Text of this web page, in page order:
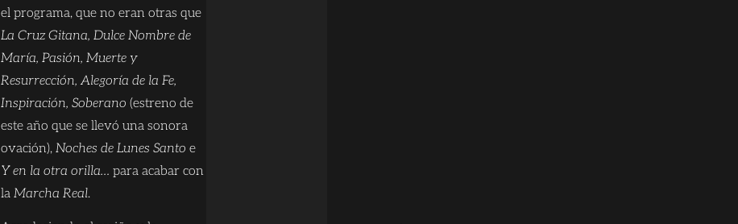
el programa, que no eran otras que
La Cruz Gitana, Dulce Nombre de
María, Pasión, Muerte y
Resurrección, Alegoría de la Fe,
Inspiración, Soberano (estreno de
este año que se llevó una sonora
ovación), Noches de Lunes Santo e
Y en la otra orilla… para acabar con
la Marcha Real.